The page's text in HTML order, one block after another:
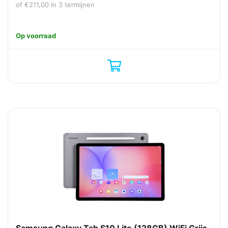
of €211,00 in 3 termijnen
Op voorraad